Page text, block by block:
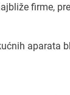
firme,
aparata